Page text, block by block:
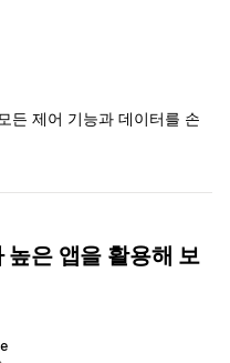
든 제어 기능과 데이터를 손
높은 앱을 활용해 보